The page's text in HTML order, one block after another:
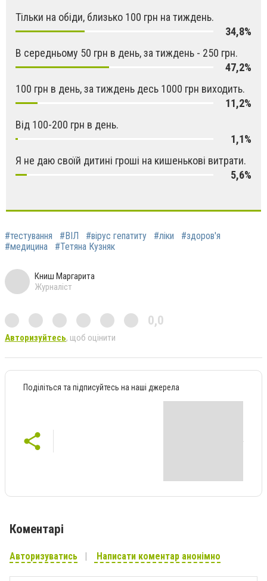
Тільки на обіди, близько 100 грн на тиждень.
34,8%
В середньому 50 грн в день, за тиждень - 250 грн.
47,2%
100 грн в день, за тиждень десь 1000 грн виходить.
11,2%
Від 100-200 грн в день.
1,1%
Я не даю своїй дитині гроші на кишенькові витрати.
5,6%
#тестування #ВІЛ #вірус гепатиту #ліки
#здоров'я
#медицина
#Тетяна Кузняк
Книш Маргарита
Журналіст
0,0
Авторизуйтесь, щоб оцінити
Поділіться та підписуйтесь на наші джерела
Коментарі
Авторизуватись Написати коментар анонімно